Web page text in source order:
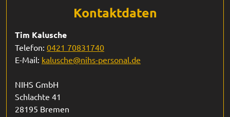
Kontaktdaten
Tim Kalusche
Telefon: 0421 70831740
E-Mail: kalusche@nihs-personal.de
NIHS GmbH
Schlachte 41
28195 Bremen